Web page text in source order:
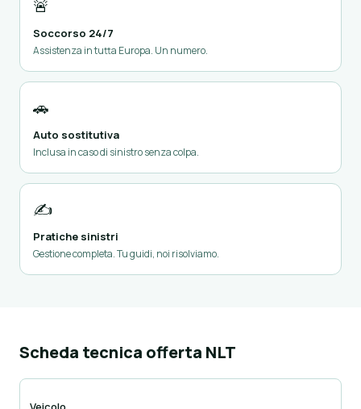
🚨
Soccorso 24/7
Assistenza in tutta Europa. Un numero.
🚗
Auto sostitutiva
Inclusa in caso di sinistro senza colpa.
✍️
Pratiche sinistri
Gestione completa. Tu guidi, noi risolviamo.
Scheda tecnica offerta NLT